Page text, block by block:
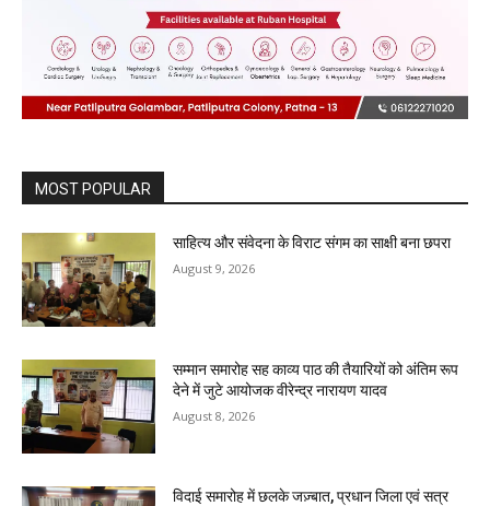
MOST POPULAR
साहित्य और संवेदना के विराट संगम का साक्षी बना छपरा
August 9, 2026
सम्मान समारोह सह काव्य पाठ की तैयारियों को अंतिम रूप
देने में जुटे आयोजक वीरेन्द्र नारायण यादव
August 8, 2026
विदाई समारोह में छलके जज़्बात, प्रधान जिला एवं सत्र